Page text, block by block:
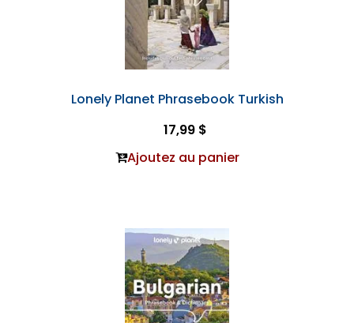
Lonely Planet Phrasebook Turkish
17,99 $
Ajoutez au panier